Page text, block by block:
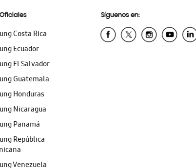
Costa Rica
Ecuador
El Salvador
Guatemala
Honduras
Nicaragua
Panamá
República
Venezuela
Síguenos en: